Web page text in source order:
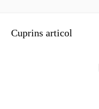
Cuprins articol